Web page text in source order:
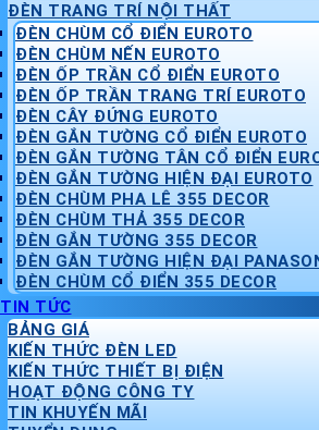
ĐÈN TRANG TRÍ NỘI THẤT
ĐÈN CHÙM CỔ ĐIỂN EUROTO
ĐÈN CHÙM NẾN EUROTO
ĐÈN ỐP TRẦN CỔ ĐIỂN EUROTO
ĐÈN ỐP TRẦN TRANG TRÍ EUROTO
ĐÈN CÂY ĐỨNG EUROTO
ĐÈN GẮN TƯỜNG CỔ ĐIỂN EUROTO
ĐÈN GẮN TƯỜNG TÂN CỔ ĐIỂN
ĐÈN GẮN TƯỜNG HIỆN ĐẠI EUROTO
ĐÈN CHÙM PHA LÊ 355 DECOR
ĐÈN CHÙM THẢ 355 DECOR
ĐÈN GẮN TƯỜNG 355 DECOR
ĐÈN GẮN TƯỜNG HIỆN ĐẠI
ĐÈN CHÙM CỔ ĐIỂN 355 DECOR
TIN TỨC
BẢNG GIÁ
KIẾN THỨC ĐÈN LED
KIẾN THỨC THIẾT BỊ ĐIỆN
HOẠT ĐỘNG CÔNG TY
TIN KHUYẾN MÃI